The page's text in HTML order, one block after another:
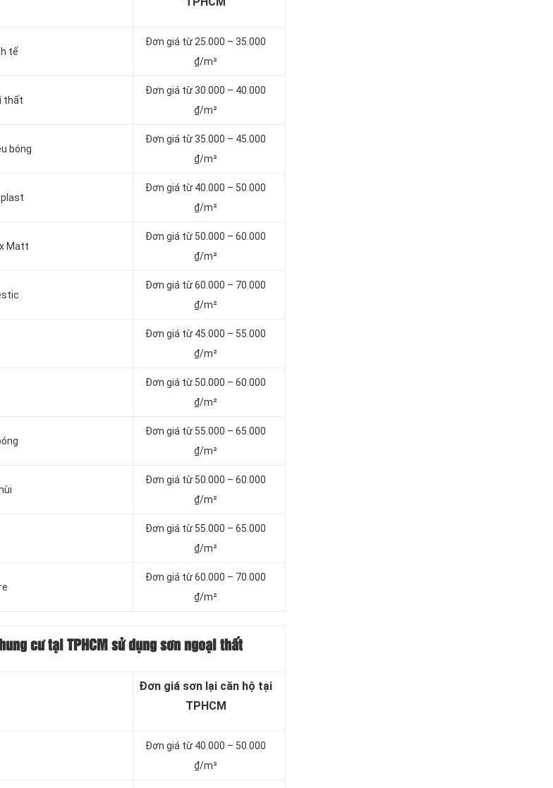
tế
Đơn giá từ 25.000 – 35.000
₫/m²
thất
Đơn giá từ 30.000 – 40.000
₫/m²
bóng
Đơn giá từ35.000 – 45.000
₫/m²
Đơn giá từ 40.000 – 50.000
₫/m²
Matt
Đơn giá từ 50.000 – 60.000
₫/m²
Đơn giá từ 60.000 – 70.000
₫/m²
Đơn giá từ 45.000 – 55.000
₫/m²
Đơn giá từ 50.000 – 60.000
₫/m²
Đơn giá từ 55.000 – 65.000
₫/m²
Đơn giá từ 50.000 – 60.000
₫/m²
Đơn giá từ 55.000 – 65.000
₫/m²
Đơn giá từ 60.000 – 70.000
₫/m²
cư tại TPHCM sử dụng sơn ngoại thất
Đơn giá sơn lại căn hộ tại
TPHCM
Đơn giá từ 40.000 – 50.000
₫/m²